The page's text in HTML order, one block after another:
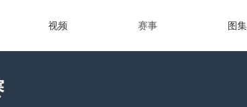
视频 赛事 图集